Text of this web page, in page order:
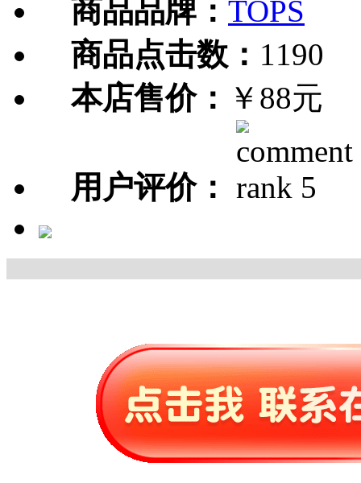
商品品牌： TOPS
商品点击数： 1190
本店售价： ￥88元
用户评价：